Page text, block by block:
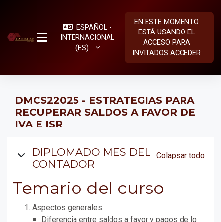
PANEL LATERAL
ESPAÑOL -
INTERNACIONAL
‎(ES)‎
EN ESTE MOMENTO
ESTÁ USANDO EL
ACCESO PARA
INVITADOSACCEDER
DMCS22025 - ESTRATEGIAS PARA
RECUPERAR SALDOS A FAVOR DE
IVA E ISR
Diagrama de temas
DIPLOMADO MES DEL
CONTADOR
Colapsar todo
Temario del curso
Aspectos generales.
Diferencia entre saldos a favor y pagos de lo